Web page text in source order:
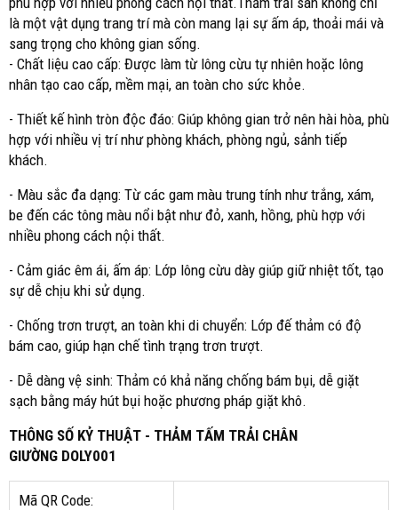
là một vật dụng trang trí mà còn mang lại sự ấm áp, thoải mái và
sang trọng cho không gian sống.
- Chất liệu cao cấp: Được làm từ lông cừu tự nhiên hoặc lông
nhân tạo cao cấp, mềm mại, an toàn cho sức khỏe.
- Thiết kế hình tròn độc đáo: Giúp không gian trở nên hài hòa, phù
hợp với nhiều vị trí như phòng khách, phòng ngủ, sảnh tiếp
khách.
- Màu sắc đa dạng: Từ các gam màu trung tính như trắng, xám,
be đến các tông màu nổi bật như đỏ, xanh, hồng, phù hợp với
nhiều phong cách nội thất.
- Cảm giác êm ái, ấm áp: Lớp lông cừu dày giúp giữ nhiệt tốt, tạo
sự dễ chịu khi sử dụng.
- Chống trơn trượt, an toàn khi di chuyển: Lớp đế thảm có độ
bám cao, giúp hạn chế tình trạng trơn trượt.
- Dễ dàng vệ sinh: Thảm có khả năng chống bám bụi, dễ giặt
sạch bằng máy hút bụi hoặc phương pháp giặt khô.
THÔNG SỐ KỶ THUẬT - THẢM TẤM TRẢI CHÂN
GIƯỜNG DOLY001
Mã QR Code: